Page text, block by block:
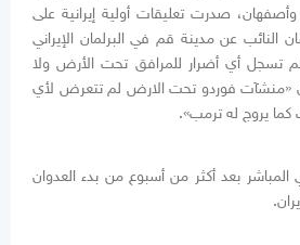
صدرت تعليقات أولية إيرانية على
النائب عن مدينة قم في البرلمان الإيراني
تسجل أي أضرار للمرافق تحت الأرض ولا
«منشآت فوردو تحت الارض لم تتعرض لأي
يروج له ترمب».
المباشر بعد أكثر من أسبوع من بدء العدوان